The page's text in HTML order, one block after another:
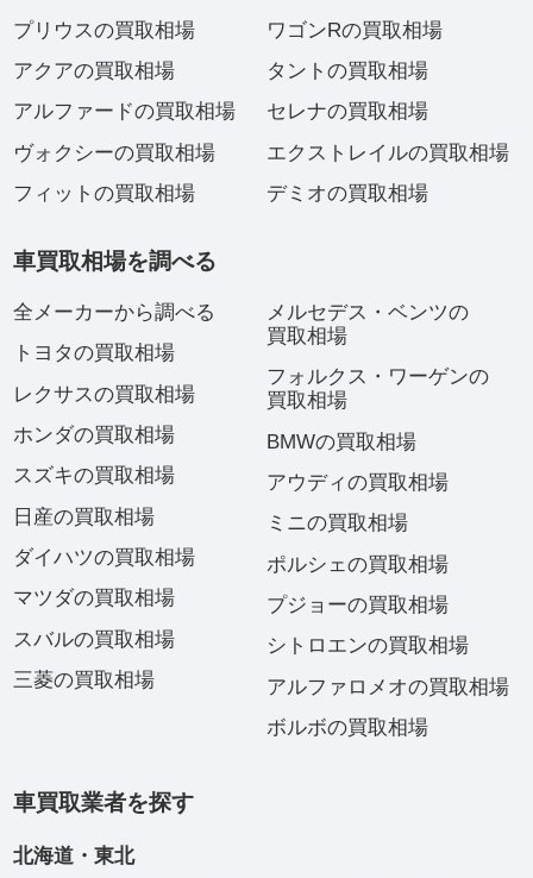
プリウスの買取相場
アクアの買取相場
アルファードの買取相場
ヴォクシーの買取相場
フィットの買取相場
ワゴンRの買取相場
タントの買取相場
セレナの買取相場
エクストレイルの買取相場
デミオの買取相場
車買取相場を調べる
全メーカーから調べる
トヨタの買取相場
レクサスの買取相場
ホンダの買取相場
スズキの買取相場
日産の買取相場
ダイハツの買取相場
マツダの買取相場
スバルの買取相場
三菱の買取相場
メルセデス・ベンツの
買取相場
フォルクス・ワーゲンの
買取相場
BMWの買取相場
アウディの買取相場
ミニの買取相場
ポルシェの買取相場
プジョーの買取相場
シトロエンの買取相場
アルファロメオの買取相場
ボルボの買取相場
車買取業者を探す
北海道・東北